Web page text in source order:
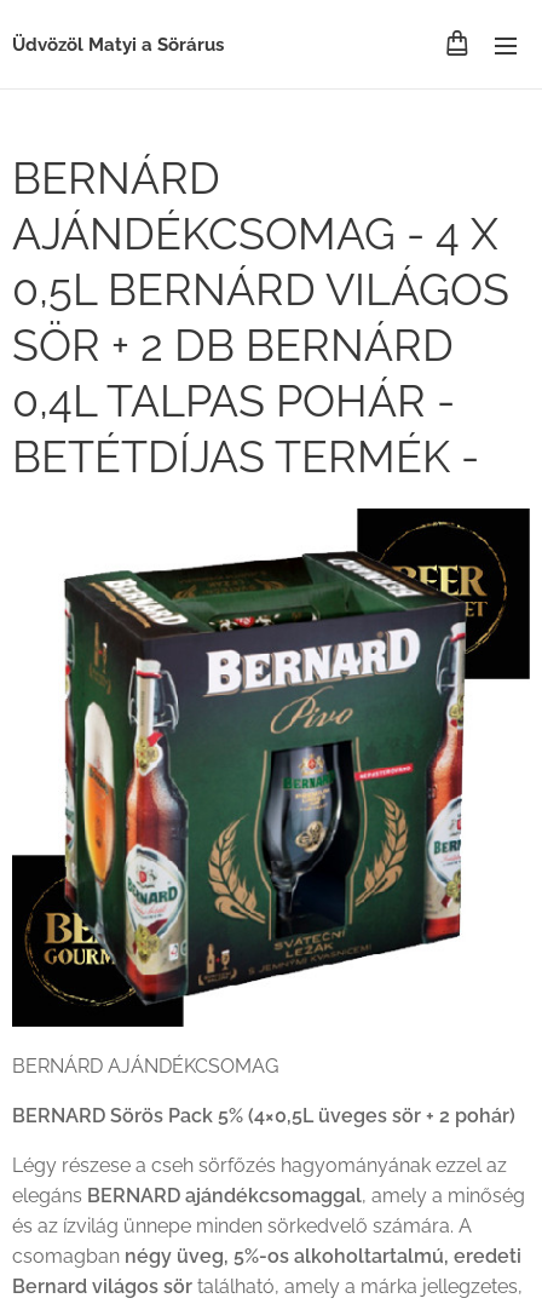
Üdvözöl Matyi a Sörárus
BERNÁRD
AJÁNDÉKCSOMAG - 4 X
0,5L BERNÁRD VILÁGOS
SÖR + 2 DB BERNÁRD
0,4L TALPAS POHÁR -
BETÉTDÍJAS TERMÉK -
BERNÁRD AJÁNDÉKCSOMAG
BERNARD Sörös Pack 5% (4×0,5L üveges sör + 2 pohár)
Légy részese a cseh sörfőzés hagyományának ezzel az
elegáns BERNARD ajándékcsomaggal, amely a minőség
és az ízvilág ünnepe minden sörkedvelő számára. A
csomagban négy üveg, 5%-os alkoholtartalmú, eredeti
Bernard világos sör található, amely a márka jellegzetes,